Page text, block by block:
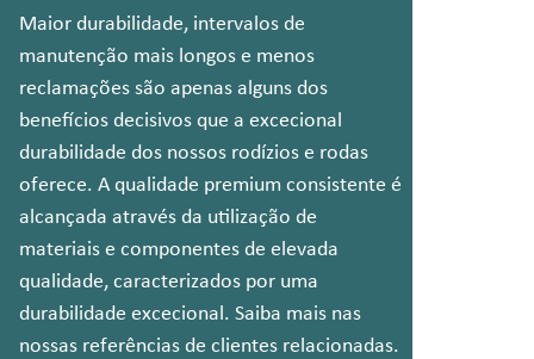
Maior durabilidade, intervalos de
manutenção mais longos e menos
reclamações são apenas alguns dos
benefícios decisivos que a excecional
durabilidade dos nossos rodízios e rodas
oferece. A qualidade premium consistente é
alcançada através da utilização de
materiais e componentes de elevada
qualidade, caracterizados por uma
durabilidade excecional. Saiba mais nas
nossas referências de clientes relacionadas.